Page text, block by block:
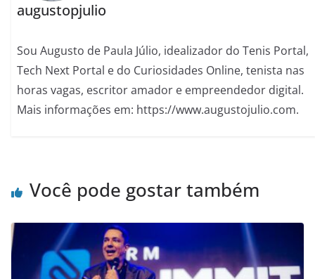
augustopjulio
Sou Augusto de Paula Júlio, idealizador do Tenis Portal,
Tech Next Portal e do Curiosidades Online, tenista nas
horas vagas, escritor amador e empreendedor digital.
Mais informações em: https://www.augustojulio.com.
Você pode gostar também